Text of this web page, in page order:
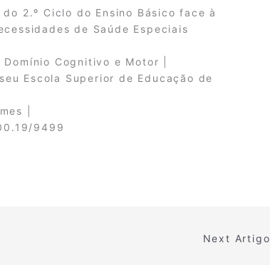
2.º Ciclo do Ensino Básico face à
de Saúde Especiais
Cognitivo e Motor |
Escola Superior de Educação de
|
9499
Next Artigo